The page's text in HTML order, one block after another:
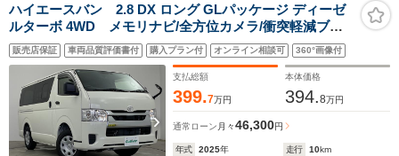
ハイエースバン 2.8 DX ロング GLパッケージ ディーゼ
ルターボ 4WD メモリナビ/全方位カメラ/衝突軽減ブレ
ーキ/両側スライドドア/レーンキープアシスト/オートマチ
ックハイビーム/純正フロアマット/リモコンキ
ー/Bluetooth/AC100V電源/横滑り防止装置/オートライト/
電動格納ミラー
販売店保証 車両品質評価書付 購入プラン付 オンライン相談可 360°画像付
支払総額
399.7万円
本体価格
394.8万円
通常ローン 月々46,300円
年式 2025年 走行 10km